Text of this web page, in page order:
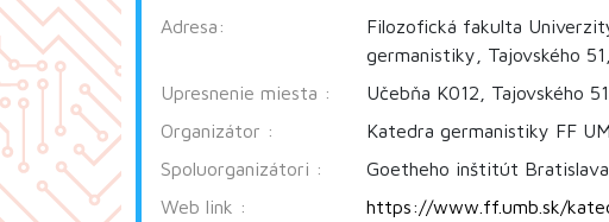
Adresa:
Filozofická fakulta
germanistiky, Tajovského
Upresnenie miesta :
Učebňa K012, Tajovského
Organizátor :
Katedra germanistiky FF
Spoluorganizátori :
Goetheho inštitút Bratislava
Web link :
https://www.ff.umb.sk/